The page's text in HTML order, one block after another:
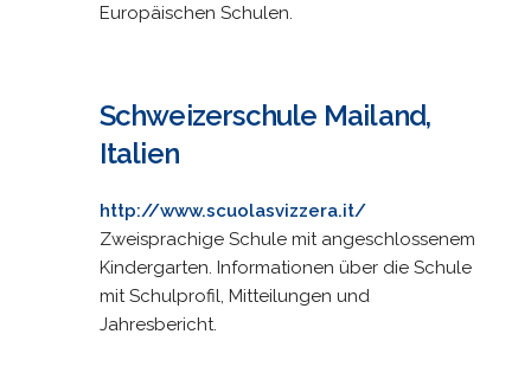
Europäischen Schulen.
Schweizerschule Mailand,
Italien
http://www.scuolasvizzera.it/
Zweisprachige Schule mit angeschlossenem
Kindergarten. Informationen über die Schule
mit Schulprofil, Mitteilungen und
Jahresbericht.